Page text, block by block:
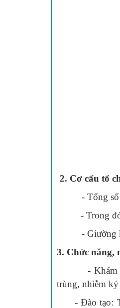
2. Cơ cấu tổ
- Tổng số
- Trong
- Giường kế
3. Chức năng,
- Khám và
trùng, nhiễm
- Đào tạo: